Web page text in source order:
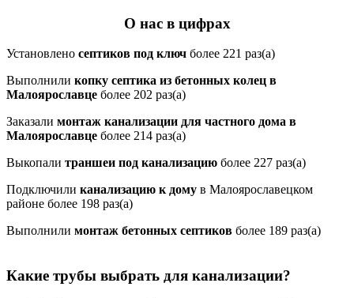
О нас в цифрах
Установлено септиков под ключ более 221 раз(а)
Выполнили копку септика из бетонных колец в
Малоярославце более 202 раз(а)
Заказали монтаж канализации для частного дома в
Малоярославце более 214 раз(а)
Выкопали траншеи под канализацию более 227 раз(а)
Подключили канализацию к дому в Малоярославецком
районе более 198 раз(а)
Выполнили монтаж бетонных септиков более 189 раз(а)
Какие трубы выбрать для канализации?